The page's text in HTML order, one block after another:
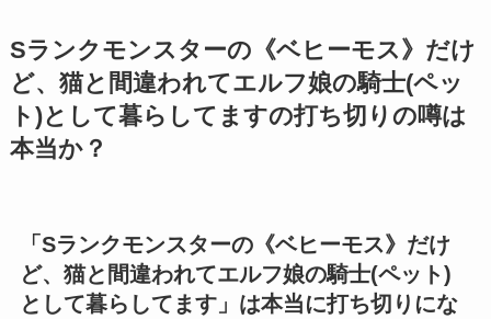
Sランクモンスターの《ベヒーモス》だけ
ど、猫と間違われてエルフ娘の騎士(ペッ
ト)として暮らしてますの打ち切りの噂は
本当か？
「 Sランクモンスターの《ベヒーモス》だけ
ど、猫と間違われてエルフ娘の騎士(ペット)
として暮らしてます」は本当に打ち切りにな